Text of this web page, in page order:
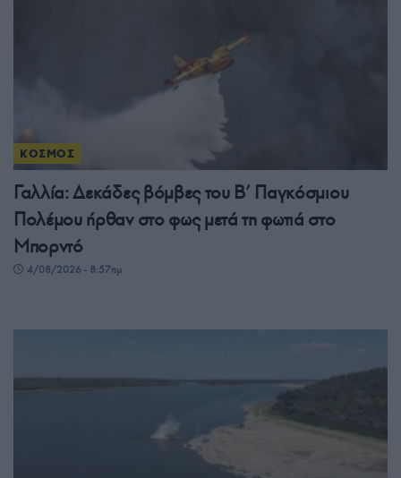
ΚΟΣΜΟΣ
Γαλλία: Δεκάδες βόμβες του Β’ Παγκόσμιου
Πολέμου ήρθαν στο φως μετά τη φωτιά στο
Μπορντό
4/08/2026 - 8:57πμ